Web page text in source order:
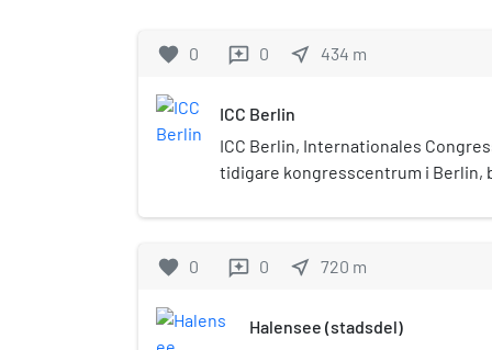
favorite 0 reviews 0 near_me 434 m
ICC Berlin
ICC Berlin, Internationales
tidigare kongresscentrum i Berlin,
byggande och är en av världens
var och är en omdebatterad
de största byggprojekten någonsin
favorite 0 reviews 0 near_me 720 m
Halensee (stadsdel)